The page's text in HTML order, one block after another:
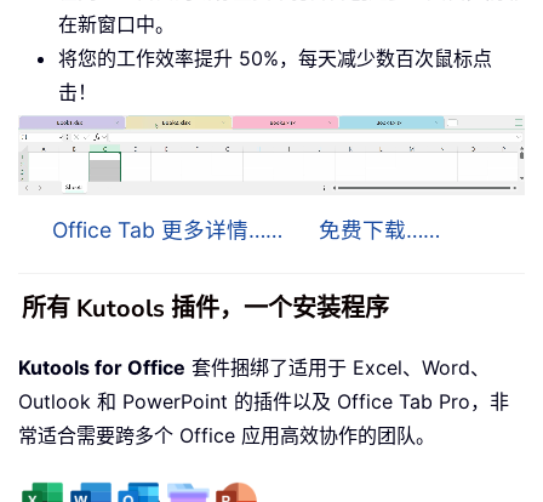
在新窗口中。
将您的工作效率提升 50%，每天减少数百次鼠标点
击！
Office Tab 更多详情…… 免费下载……
所有 Kutools 插件，一个安装程序
Kutools for Office 套件捆绑了适用于 Excel、Word、
Outlook 和 PowerPoint 的插件以及 Office Tab Pro，非
常适合需要跨多个 Office 应用高效协作的团队。